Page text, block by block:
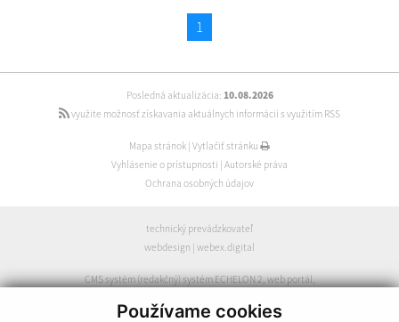
Používame cookies
1
Posledná aktualizácia: 10.08.2026
využite možnosť získavania aktuálnych informácií s využitím RSS
Mapa stránok | Vytlačiť stránku
Vyhlásenie o prístupnosti | Autorské práva
Ochrana osobných údajov
technický prevádzkovateľ
webdesign | webex.digital
CMS systém (redakčný) systém ECHELON 2,web portál,
spoločnosť webex.digital